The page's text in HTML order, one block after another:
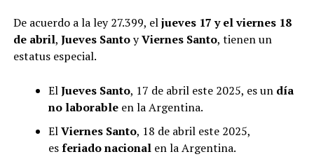
De acuerdo a la ley 27.399, eljueves 17 y el viernes 18
de abril, Jueves SantoyViernes Santo, tienen un
estatus especial.
ElJueves Santo, 17 de abril este 2025, es un día
no laborableen la Argentina.
ElViernes Santo, 18 de abril este 2025,
esferiado nacionalen la Argentina.